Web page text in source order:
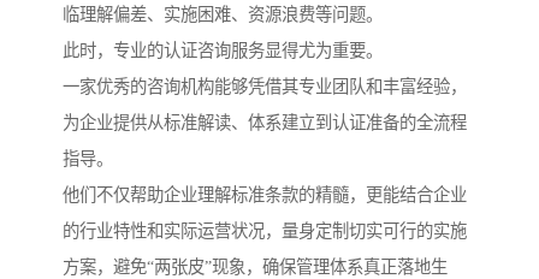
临理解偏差、实施困难、资源浪费等问题。
此时，专业的认证咨询服务显得尤为重要。
一家优秀的咨询机构能够凭借其专业团队和丰富经验，
为企业提供从标准解读、体系建立到认证准备的全流程
指导。
他们不仅帮助企业理解标准条款的精髓，更能结合企业
的行业特性和实际运营状况，量身定制切实可行的实施
方案，避免“两张皮”现象，确保管理体系真正落地生